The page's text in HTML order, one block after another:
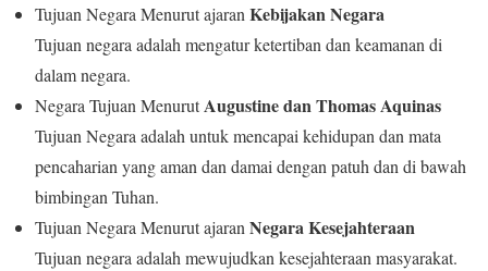
Tujuan Negara Menurut ajaranKebijakan Negara
Tujuan negara adalah mengatur ketertiban dan keamanan di
dalam negara.
Negara Tujuan MenurutAugustine dan Thomas Aquinas
Tujuan Negara adalah untuk mencapai kehidupan dan mata
pencaharian yang aman dan damai dengan patuh dan di bawah
bimbingan Tuhan.
Tujuan Negara Menurut ajaranNegara Kesejahteraan
Tujuan negara adalah mewujudkan kesejahteraan masyarakat.